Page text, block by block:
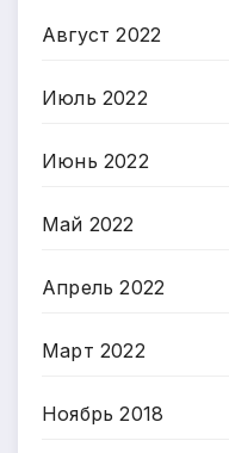
Август 2022
Июль 2022
Июнь 2022
Май 2022
Апрель 2022
Март 2022
Ноябрь 2018